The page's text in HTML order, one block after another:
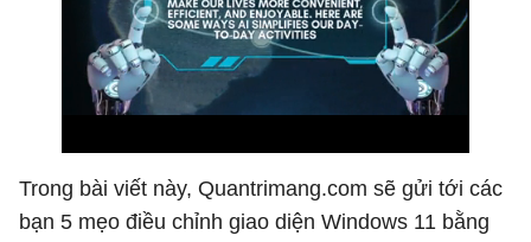
Trong bài viết này, Quantrimang.com sẽ gửi tới các
bạn 5 mẹo điều chỉnh giao diện Windows 11 bằng